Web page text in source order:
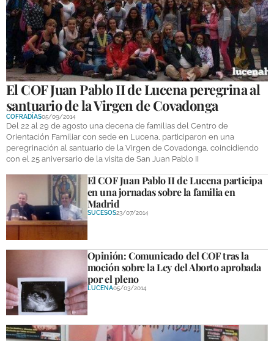
El COF Juan Pablo II de Lucena peregrina al
santuario de la Virgen de Covadonga
COFRADÍAS05/09/2014
Del 22 al 29 de agosto una decena de familias del Centro de
Orientación Familiar con sede en Lucena, participaron en una
peregrinación al santuario de la Virgen de Covadonga, coincidiendo
con el 25 aniversario de la visita de San Juan Pablo II
El COF Juan Pablo II de Lucena participa
en una jornadas sobre la familia en
Madrid
SUCESOS23/07/2014
Opinión: Comunicado del COF tras la
moción sobre la Ley del Aborto aprobada
por el pleno
LUCENA05/03/2014